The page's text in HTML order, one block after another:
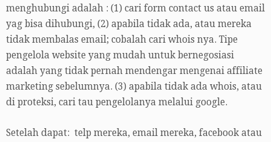
menghubungi adalah : (1) cari form contact us atau email
yag bisa dihubungi, (2) apabila tidak ada, atau mereka
tidak membalas email; cobalah cari whois nya. Tipe
pengelola website yang mudah untuk bernegosiasi
adalah yang tidak pernah mendengar mengenai affiliate
marketing sebelumnya. (3) apabila tidak ada whois, atau
di proteksi, cari tau pengelolanya melalui google.
Setelah dapat: telp mereka, email mereka, facebook atau